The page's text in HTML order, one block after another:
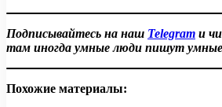
Подписывайтесь на наш Telegram и
там иногда умные люди пишут
Похожие материалы: